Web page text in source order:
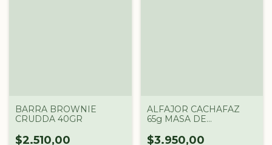
BARRA BROWNIE
CRUDDA 40GR
$2.510,00
ALFAJOR CACHAFAZ
65g MASA DE
$3.950,00